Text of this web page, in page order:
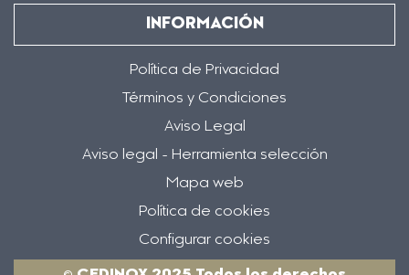
INFORMACIÓN
Política de Privacidad
Términos y Condiciones
Aviso Legal
Aviso legal - Herramienta selección
Mapa web
Política de cookies
Configurar cookies